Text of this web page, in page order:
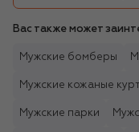
Вас также может
Мужские бомберы
Мужские кожаные
Мужские парки